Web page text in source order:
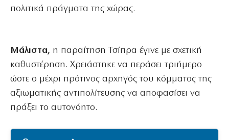
πολιτικά πράγματα της χώρας.
Μάλιστα, η παραίτηση Τσίπρα έγινε με σχετική
καθυστέρηση. Χρειάστηκε να περάσει τριήμερο
ώστε ο μέχρι πρότινος αρχηγός του κόμματος της
αξιωματικής αντιπολίτευσης να αποφασίσει να
πράξει το αυτονόητο.